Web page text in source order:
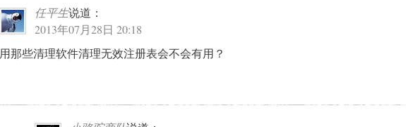
任平生说道：
2013年07月28日 20:18
用那些清理软件清理无效注册表会不会有用？